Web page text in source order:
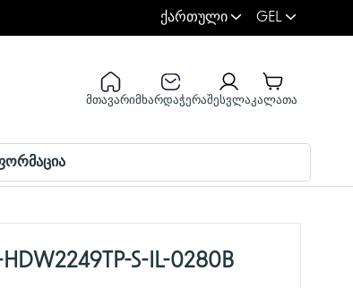
ქართული GEL
მთავარიმხარდაჭერაშესვლაკალათა
S-IL-0280B